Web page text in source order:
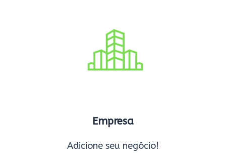
Empresa
Adicione seu negócio!